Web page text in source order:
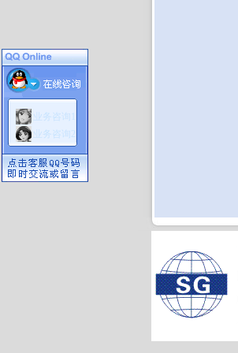
业务咨询1
业务咨询2